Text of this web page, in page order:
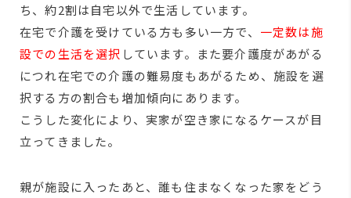
ち、約2割は自宅以外で生活しています。
在宅で介護を受けている方も多い一方で、 一定数は施
設での生活を選択 しています。また要介護度があがる
につれ在宅での介護の難易度もあがるため、施設を選
択する方の割合も増加傾向にあります。
こうした変化により、実家が空き家になるケースが目
立ってきました。
親が施設に入ったあと、誰も住まなくなった家をどう